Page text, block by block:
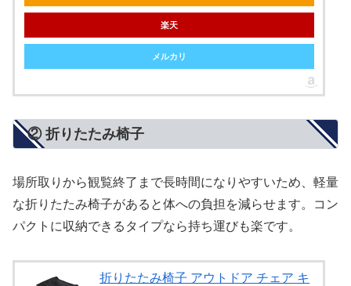
楽天
メルカリ
② 折りたたみ椅子
場所取りから観覧終了まで長時間になりやすいため、軽量
な折りたたみ椅子があると体への負担を減らせます。コン
パクトに収納できるタイプなら持ち運びも楽です。
折りたたみ椅子 アウトドア チェア キ